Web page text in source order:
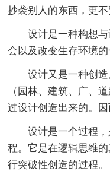
抄袭别人的东西，更不
设计是一种构想与
会以及改变生存环境
设计又是一种创造
（园林、建筑、广、
过设计创造出来的。
设计是一个过程，
程。它是在逻辑思维
行突破性创造的过程。